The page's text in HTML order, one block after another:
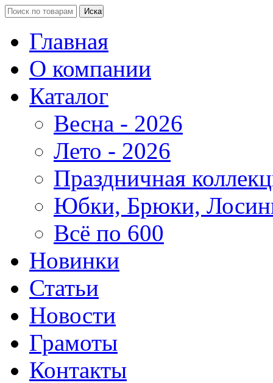
Главная
О компании
Каталог
Весна - 2026
Лето - 2026
Праздничная
Юбки, Брюки,
Всё по 600
Новинки
Статьи
Новости
Грамоты
Контакты